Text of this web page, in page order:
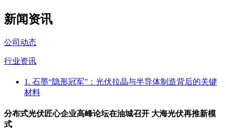
新闻资讯
公司动态
行业资讯
1. 石墨“隐形冠军”：光伏拉晶与半导体制造背后的关键
材料
分布式光伏匠心企业高峰论坛在油城召开 大海光伏再推新模
式